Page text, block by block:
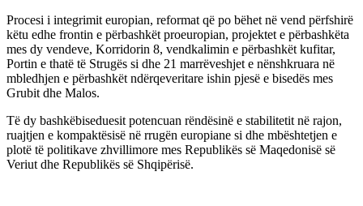
Procesi i integrimit europian, reformat që po bëhet në vend përfshirë
këtu edhe frontin e përbashkët proeuropian, projektet e përbashkëta
mes dy vendeve, Korridorin 8, vendkalimin e përbashkët kufitar,
Portin e thatë të Strugës si dhe 21 marrëveshjet e nënshkruara në
mbledhjen e përbashkët ndërqeveritare ishin pjesë e bisedës mes
Grubit dhe Malos.
Të dy bashkëbiseduesit potencuan rëndësinë e stabilitetit në rajon,
ruajtjen e kompaktësisë në rrugën europiane si dhe mbështetjen e
plotë të politikave zhvillimore mes Republikës së Maqedonisë së
Veriut dhe Republikës së Shqipërisë.